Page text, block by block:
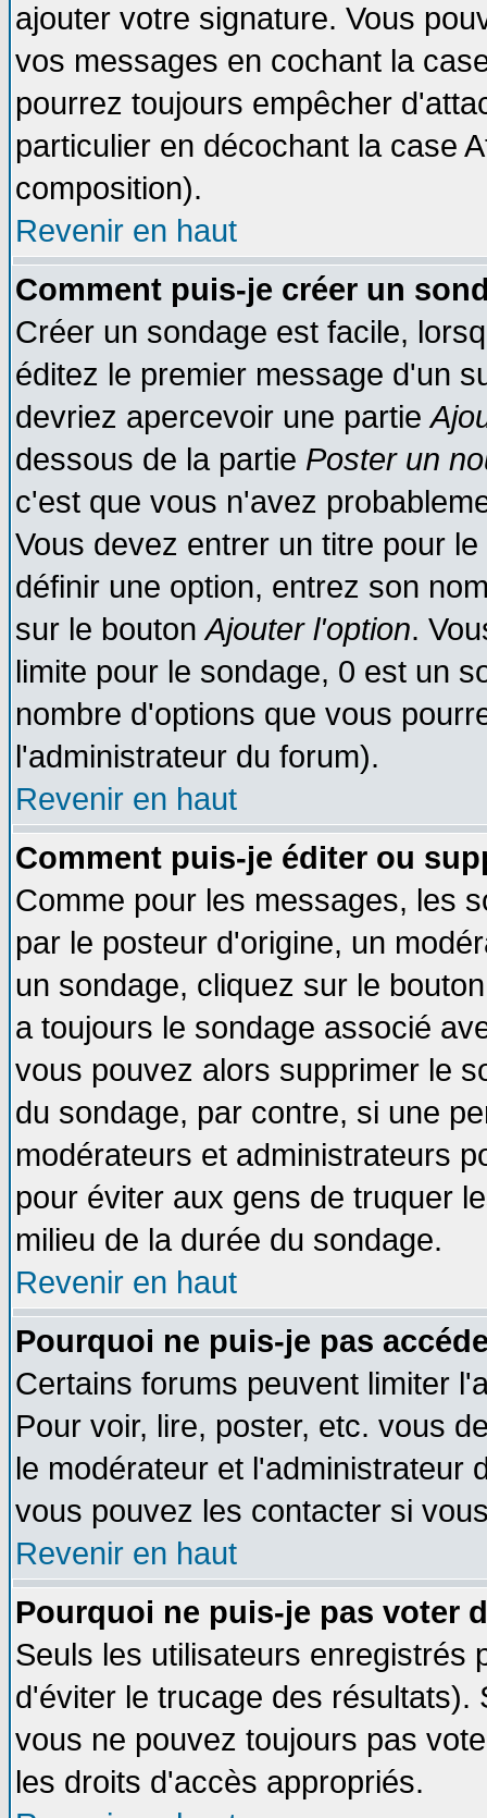
ajouter votre signature. Vous
vos messages en cochant la
pourrez toujours empêcher
particulier en décochant la case
composition).
Revenir en haut
Comment puis-je créer un
Créer un sondage est facile,
éditez le premier message d'un
devriez apercevoir une partie
dessous de la partie Poster un
c'est que vous n'avez
Vous devez entrer un titre pour
définir une option, entrez son
sur le boutonAjouter l'option.
limite pour le sondage, 0 est un
nombre d'options que vous
l'administrateur du forum).
Revenir en haut
Comment puis-je éditer ou
Comme pour les messages, les
par le posteur d'origine, un
un sondage, cliquez sur le
a toujours le sondage associé
vous pouvez alors supprimer le
du sondage, par contre, si une
modérateurs et administrateurs
pour éviter aux gens de truquer
milieu de la durée du sondage.
Revenir en haut
Pourquoi ne puis-je pas
Certains forums peuvent limiter
Pour voir, lire, poster, etc. vous
le modérateur et l'administrateur
vous pouvez les contacter si
Revenir en haut
Pourquoi ne puis-je pas voter
Seuls les utilisateurs enregistrés
d'éviter le trucage des
vous ne pouvez toujours pas
les droits d'accès appropriés.